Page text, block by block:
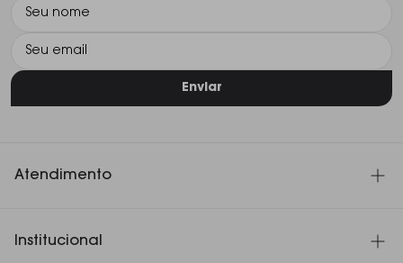
Enviar
Atendimento
SAC 11 3060-4180
Institucional